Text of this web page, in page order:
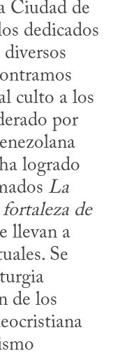
Ciudad de
dedicados
diversos
culto a los
por
logrado
La
de
llevan a
Se
de los